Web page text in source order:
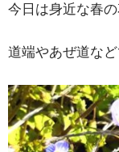
今日は身近な春の
道端やあぜ道な